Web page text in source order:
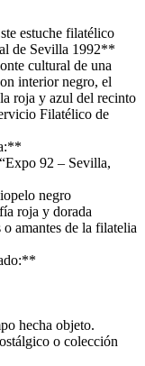
estuche filatélico
de Sevilla 1992**
cultural de una
interior negro, el
roja y azul del recinto
Filatélico de
92 – Sevilla,
negro
roja y dorada
amantes de la filatelia
hecha objeto.
o colección